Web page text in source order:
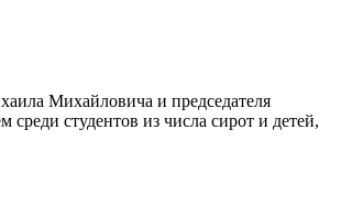
Михайловича и председателя
студентов из числа сирот и детей,